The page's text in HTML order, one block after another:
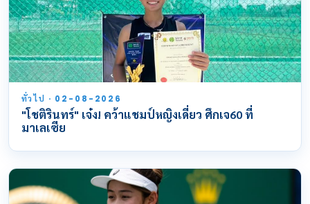
ทั่วไป · 02-08-2026
"โชติรินทร์" เจ๋ง! คว้าแชมป์หญิงเดี่ยว ศึกเจ60 ที่
มาเลเซีย